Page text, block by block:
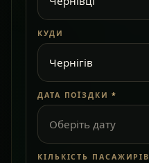
КУДИ
ДАТА ПОЇЗДКИ *
Оберіть дату
КІЛЬКІСТЬ ПАСАЖИРІВ